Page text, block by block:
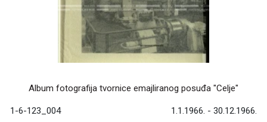
Album fotografija tvornice emajliranog posuđa "Celje"
1-6-123_004 1.1.1966. - 30.12.1966.